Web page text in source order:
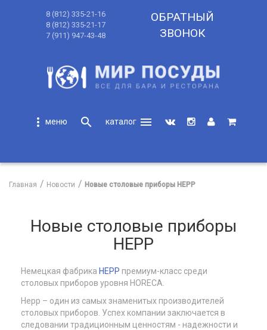
8 (812) 335-21-16
8 (812) 335-21-17
7 (911) 947-43-48
ОБРАТНЫЙ
ЗВОНОК
more_vert search
menu
Главная Новости Новые столовые приборы HEPP
Новые столовые приборы
HEPP
Немецкая фабрика HEPP премиум-класс среди
столовых приборов уровня HORECA.
Hepp – один из самых знаменитых производителей
столовых приборов. Успех компании заключается в
следовании традиционным ценностям - надежности и